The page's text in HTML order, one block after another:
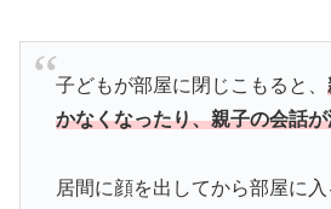
子どもが部屋に閉じこもると、
かなくなったり、親子の会話
居間に顔を出してから部屋に